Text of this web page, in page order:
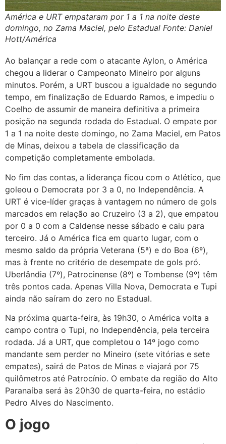
América e URT empataram por 1 a 1 na noite deste
domingo, no Zama Maciel, pelo Estadual Fonte: Daniel
Hott/América
Ao balançar a rede com o atacante Aylon, o América
chegou a liderar o Campeonato Mineiro por alguns
minutos. Porém, a URT buscou a igualdade no segundo
tempo, em finalização de Eduardo Ramos, e impediu o
Coelho de assumir de maneira definitiva a primeira
posição na segunda rodada do Estadual. O empate por
1 a 1 na noite deste domingo, no Zama Maciel, em Patos
de Minas, deixou a tabela de classificação da
competição completamente embolada.
No fim das contas, a liderança ficou com o Atlético, que
goleou o Democrata por 3 a 0, no Independência. A
URT é vice-líder graças à vantagem no número de gols
marcados em relação ao Cruzeiro (3 a 2), que empatou
por 0 a 0 com a Caldense nesse sábado e caiu para
terceiro. Já o América fica em quarto lugar, com o
mesmo saldo da própria Veterana (5ª) e do Boa (6º),
mas à frente no critério de desempate de gols pró.
Uberlândia (7º), Patrocinense (8º) e Tombense (9º) têm
três pontos cada. Apenas Villa Nova, Democrata e Tupi
ainda não saíram do zero no Estadual.
Na próxima quarta-feira, às 19h30, o América volta a
campo contra o Tupi, no Independência, pela terceira
rodada. Já a URT, que completou o 14º jogo como
mandante sem perder no Mineiro (sete vitórias e sete
empates), sairá de Patos de Minas e viajará por 75
quilômetros até Patrocínio. O embate da região do Alto
Paranaíba será às 20h30 de quarta-feira, no estádio
Pedro Alves do Nascimento.
O jogo